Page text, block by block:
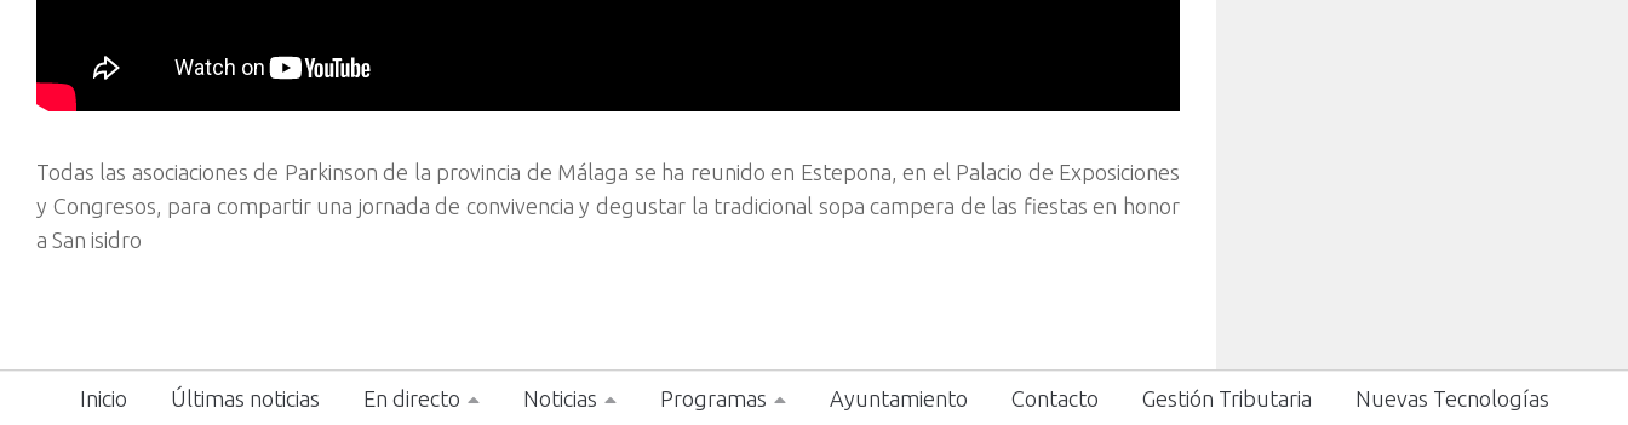
Todas las asociaciones de Parkinson de la provincia de Málaga se ha reunido en Estepona, en el Palacio de Exposiciones
y Congresos, para compartir una jornada de convivencia y degustar la tradicional sopa campera de las fiestas en honor
a San isidro
Inicio Últimas noticias En directo Noticias Programas Ayuntamiento Contacto Gestión Tributaria Nuevas Tecnologías